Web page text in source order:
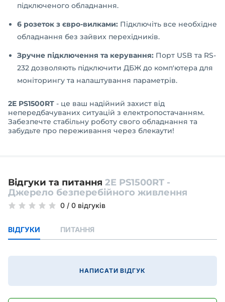
підключеного обладнання.
6 розеток з євро-вилками: Підключіть все необхідне
обладнання без зайвих перехідників.
Зручне підключення та керування: Порт USB та RS-
232 дозволяють підключити ДБЖ до комп'ютера для
моніторингу та налаштування параметрів.
2E PS1500RT - це ваш надійний захист від
непередбачуваних ситуацій з електропостачанням.
Забезпечте стабільну роботу свого обладнання та
забудьте про переживання через блекаути!
Відгуки та питання 2E PS1500RT -
Джерело безперебійного живлення
0 / 0 відгуків
ВІДГУКИ ПИТАННЯ
НАПИСАТИ ВІДГУК